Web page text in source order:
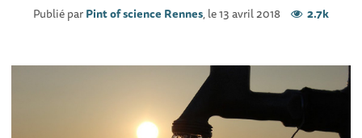
Publié parPint of science Rennes, le 13 avril 2018 2.7k